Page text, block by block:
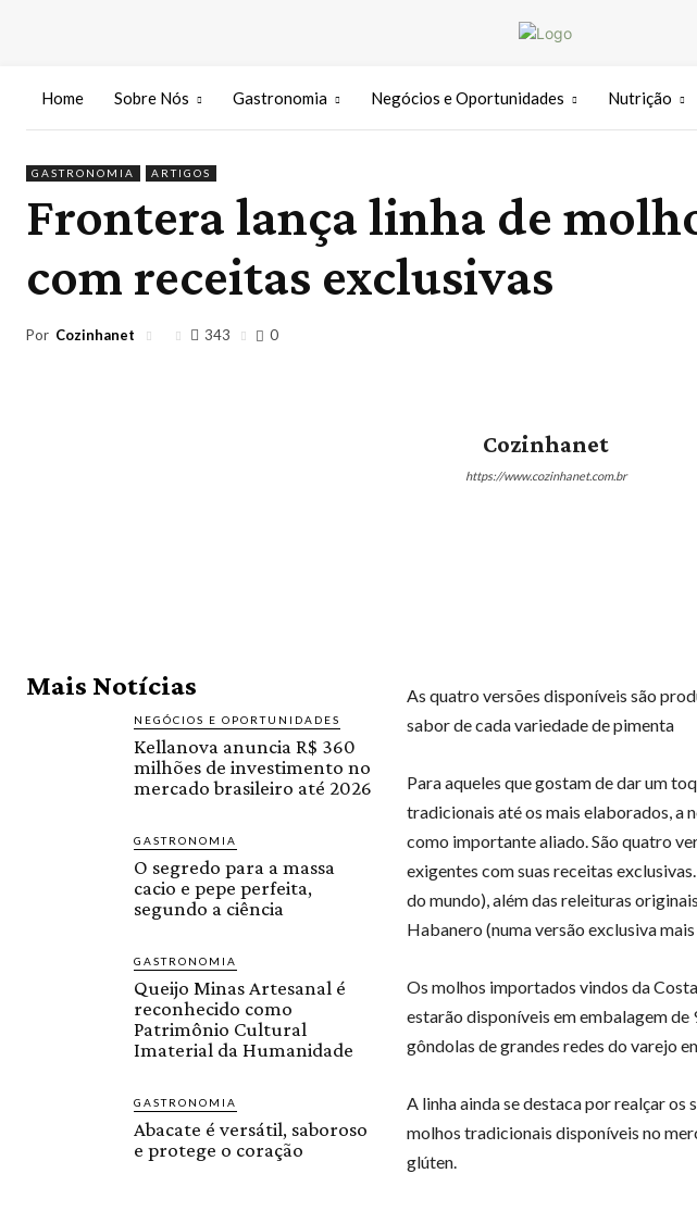
Home Sobre Nós Gastronomia Negócios e Oportunidades Nutrição
GASTRONOMIA ARTIGOS
Frontera lança linha de
com receitas exclusivas
Por Cozinhanet 343 0
Cozinhanet
https://www.cozinhanet.com.br
Mais Notícias
NEGÓCIOS E OPORTUNIDADES
Kellanova anuncia R$ 360
milhões de investimento no
mercado brasileiro até 2026
GASTRONOMIA
O segredo para a massa
cacio e pepe perfeita,
segundo a ciência
GASTRONOMIA
Queijo Minas Artesanal é
reconhecido como
Patrimônio Cultural
Imaterial da Humanidade
GASTRONOMIA
Abacate é versátil, saboroso
e protege o coração
As quatro versões disponíveis são
sabor de cada variedade de pimenta
Para aqueles que gostam de dar um
tradicionais até os mais elaborados, a
como importante aliado. São quatro
exigentes com suas receitas
do mundo), além das releituras
Habanero (numa versão exclusiva mais
Os molhos importados vindos da
estarão disponíveis em embalagem
gôndolas de grandes redes do varejo
A linha ainda se destaca por realçar os
molhos tradicionais disponíveis no
glúten.